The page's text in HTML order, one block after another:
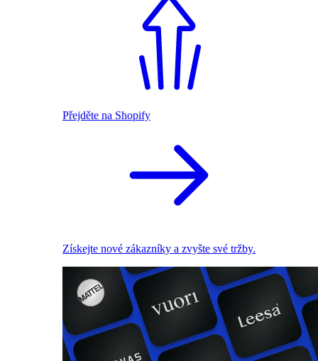
Přejděte na Shopify
Získejte nové zákazníky a zvyšte své tržby.